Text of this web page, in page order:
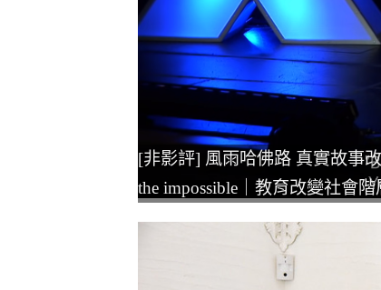
[非影評] 風雨哈佛路 真實故事
the impossible｜教育改變社會階